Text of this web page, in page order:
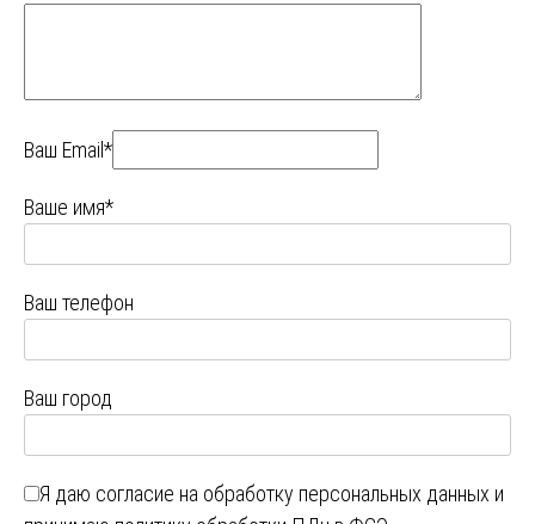
Ваш Email*
Ваше имя*
Ваш телефон
Ваш город
Я даю согласие на обработку персональных данных и